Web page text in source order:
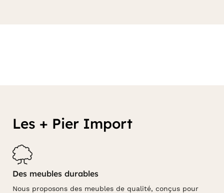
Les + Pier Import
Des meubles durables
Nous proposons des meubles de qualité, conçus pour